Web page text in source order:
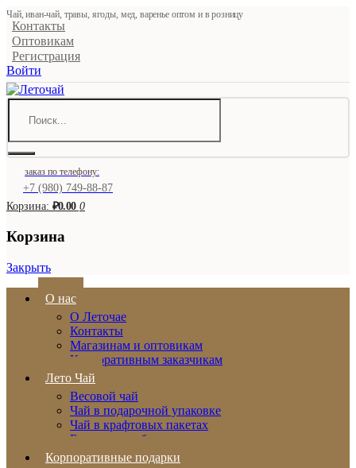
Чай, иван-чай, травы, ягоды, мед, варенье оптом и в розницу
Контакты
Оптовикам
Регистрация
Войти
заказ по телефону:
+7 (980) 749-88-87
Корзина: ₽0.00 0
Корзина
Закрыть
О нас
О Леточае
Контакты
Магазинам и оптовикам
Корпоративным заказчикам
Лето Чай
Весовой чай
Чай в подарочной упаковке
Чай в крафтовых пакетах
Бальзамы и сбитни
Корпоративные подарки